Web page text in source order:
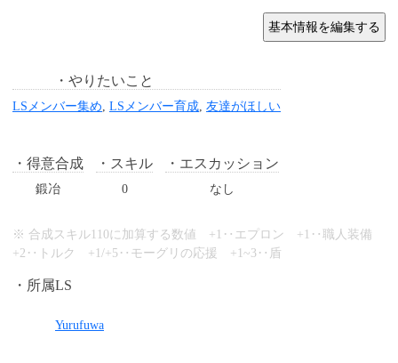
やりたいこと
LSメンバー集め, LSメンバー育成, 友達がほしい
得意合成
鍛冶
スキル
0
エスカッション
なし
※ 合成スキル110に加算する数値 +1‥エプロン +1‥職人装備
+2‥トルク +1/+5‥モーグリの応援 +1~3‥盾
所属LS
Yurufuwa